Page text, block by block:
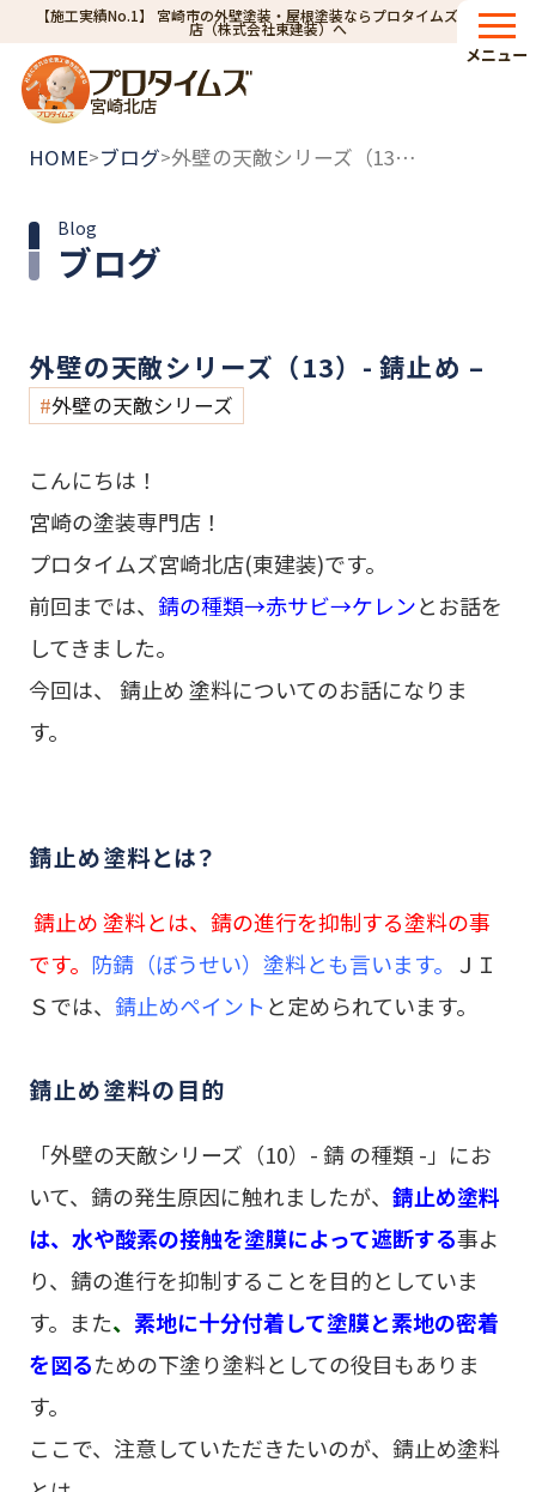
【施工実績No.1】 宮崎市の外壁塗装・屋根塗装ならプロタイムズ宮崎北
店（株式会社東建装）へ
宮崎北店
メニュー
HOME>ブログ> 外壁の天敵シリーズ（13）- 錆止め –
ブログ
Blog
外壁の天敵シリーズ（13）- 錆止め –
外壁の天敵シリーズ
こんにちは！
宮崎の塗装専門店！
プロタイムズ宮崎北店(東建装)です。
前回までは、 錆の種類→赤サビ→ケレンとお話を
してきました。
今回は、 錆止め 塗料についてのお話になりま
す。
錆止め塗料とは？
錆止め 塗料とは、錆の進行を抑制する塗料の事
です。 防錆（ぼうせい）塗料とも言います。 ＪＩ
Ｓでは、 錆止めペイント と定められています。
錆止め塗料の目的
「外壁の天敵シリーズ（10）- 錆 の種類 -」 にお
いて、錆の発生原因に触れましたが、 錆止め塗料
は、水や酸素の接触を塗膜によって遮断する事よ
り、錆の進行を抑制することを目的としていま
す。また、 素地に十分付着して塗膜と素地の密着
を図るための下塗り塗料としての役目もありま
す。
ここで、注意していただきたいのが、錆止め塗料